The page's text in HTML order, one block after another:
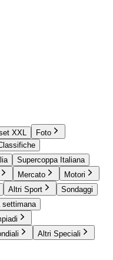
XXL
Foto
Supercoppa Italiana
Mercato
Motori
Altri Sport
Sondaggi
settimana
Altri Speciali